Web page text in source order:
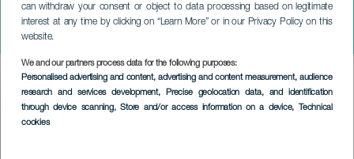
can withdraw your consent or object to data processing based on legitimate
interest at any time by clicking on “Learn More” or in our Privacy Policy on this
website.
We and our partners process data for the following purposes:
Personalised advertising and content, advertising and content measurement, audience
research and services development, Precise geolocation data, and identification
through device scanning, Store and/or access information on a device, Technical
cookies
симфонический оркестр
SWR
Imagen
Listado